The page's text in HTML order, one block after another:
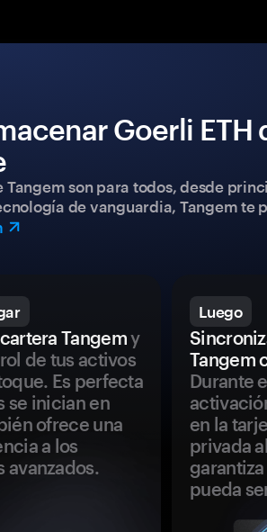
Goerli
Tangem son para todos, desde
de vanguardia, Tangem
Tangemy
de tus activos
Es perfecta
se inician en
ofrece una
a los
avanzados.
Luego
Tangem
Durante
en la
privada
pueda